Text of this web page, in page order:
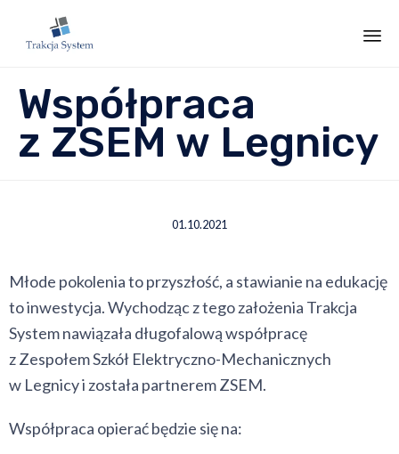
Współpraca
z ZSEM w Legnicy
01.10.2021
Młode pokolenia to przyszłość, a stawianie na edukację
to inwestycja. Wychodząc z tego założenia Trakcja
System nawiązała długofalową współpracę
z Zespołem Szkół Elektryczno-Mechanicznych
w Legnicy i została partnerem ZSEM.
Współpraca opierać będzie się na: